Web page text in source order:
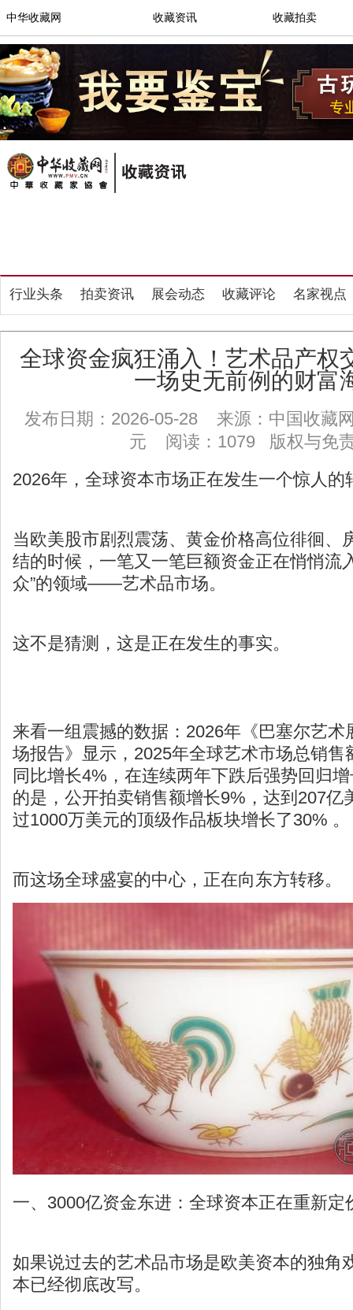
中华收藏网 收藏资讯 收藏拍卖
行业头条 拍卖资讯 展会动态 收藏评论 名家视点
全球资金疯狂涌入！艺术品产权
一场史无前例的财富
发布日期：2026-05-28 来源：中国收藏
元 阅读：1079 版权与免
2026年，全球资本市场正在发生一个惊人的
当欧美股市剧烈震荡、黄金价格高位徘徊、
结的时候，一笔又一笔巨额资金正在悄悄流
众”的领域——艺术品市场。
这不是猜测，这是正在发生的事实。
来看一组震撼的数据：2026年《巴塞尔艺术
场报告》显示，2025年全球艺术市场总销售
同比增长4%，在连续两年下跌后强势回归
的是，公开拍卖销售额增长9%，达到207亿
过1000万美元的顶级作品板块增长了30% 。
而这场全球盛宴的中心，正在向东方转移。
一、3000亿资金东进：全球资本正在重新定
如果说过去的艺术品市场是欧美资本的独角
本已经彻底改写。